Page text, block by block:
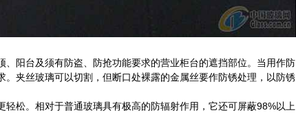
、阳台及须有防盗、防抢功能要求的营业柜台的遮挡部位。当用作防
。夹丝玻璃可以切割，但断口处裸露的金属丝要作防锈处理，以防锈
轻松。相对于普通玻璃具有极高的防辐射作用，它还可屏蔽98%以上